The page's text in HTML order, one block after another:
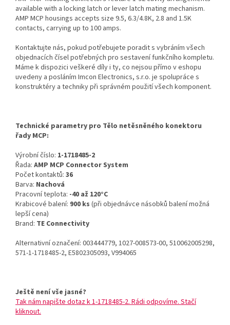
available with a locking latch or lever latch mating mechanism.
AMP MCP housings accepts size 9.5, 6.3/4.8K, 2.8 and 1.5K
contacts, carrying up to 100 amps.
Kontaktujte nás, pokud potřebujete poradit s vybráním všech
objednacích čísel potřebných pro sestavení funkčního kompletu.
Máme k dispozici veškeré díly i ty, co nejsou přímo v eshopu
uvedeny a posláním Imcon Electronics, s.r.o. je spolupráce s
konstruktéry a techniky při správném použití všech komponent.
Technické parametry pro Tělo netěsněného konektoru
řady MCP:
Výrobní číslo: 1-1718485-2
Řada: AMP MCP Connector System
Počet kontaktů: 36
Barva: Nachová
Pracovní teplota: -40 až 120°C
Krabicové balení: 900 ks (při objednávce násobků balení možná
lepší cena)
Brand: TE Connectivity
Alternativní označení: 003444779, 1027-008573-00, 510062005298,
571-1-1718485-2, E5802305093, V994065
Ještě není vše jasné?
Tak nám napište dotaz k 1-1718485-2. Rádi odpovíme. Stačí
kliknout.